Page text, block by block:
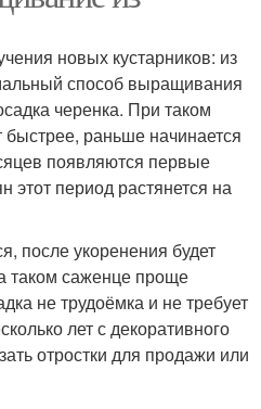
новых кустарников: из
способ выращивания
черенка. При таком
раньше начинается
появляются первые
этот период растянется на
после укоренения будет
таком саженце проще
не трудоёмка и не требует
лет с декоративного
отростки для продажи или